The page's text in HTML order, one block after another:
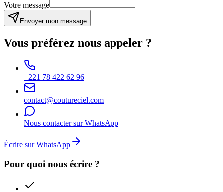
Votre message
Envoyer mon message
Vous préférez nous appeler ?
+221 78 422 62 96
contact@coutureciel.com
Nous contacter sur WhatsApp
Écrire sur WhatsApp
Pour quoi nous écrire ?